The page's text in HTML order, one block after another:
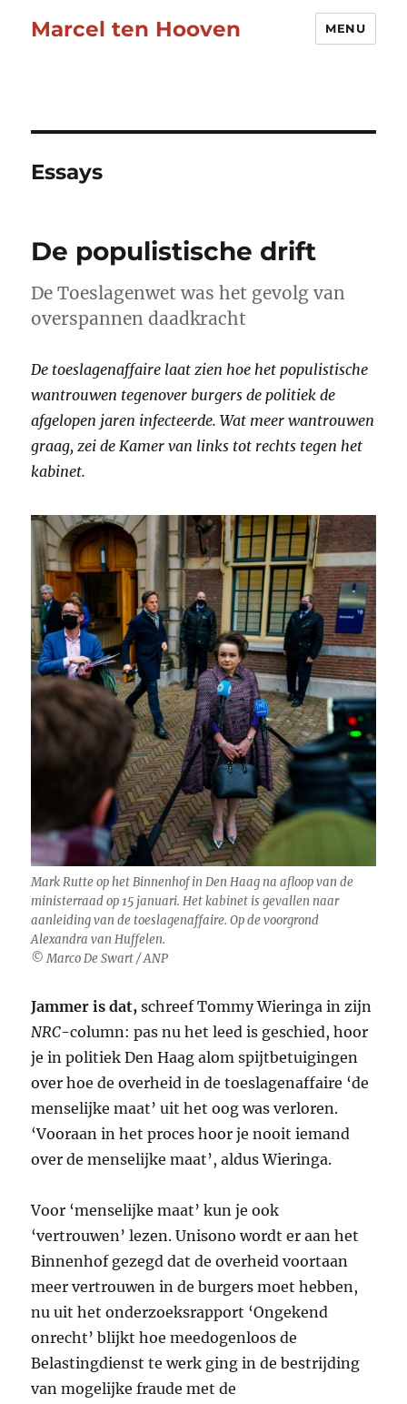
Marcel ten Hooven MENU
Essays
De populistische drift
De Toeslagenwet was het gevolg van
overspannen daadkracht
De toeslagenaffaire laat zien hoe het populistische
wantrouwen tegenover burgers de politiek de
afgelopen jaren infecteerde. Wat meer wantrouwen
graag, zei de Kamer van links tot rechts tegen het
kabinet.
Mark Rutte op het Binnenhof in Den Haag na afloop van de
ministerraad op 15 januari. Het kabinet is gevallen naar
aanleiding van de toeslagenaffaire. Op de voorgrond
Alexandra van Huffelen.
© Marco De Swart / ANP
Jammer is dat, schreef Tommy Wieringa in zijn
NRC-column: pas nu het leed is geschied, hoor
je in politiek Den Haag alom spijtbetuigingen
over hoe de overheid in de toeslagenaffaire ‘de
menselijke maat’ uit het oog was verloren.
‘Vooraan in het proces hoor je nooit iemand
over de menselijke maat’, aldus Wieringa.
Voor ‘menselijke maat’ kun je ook
‘vertrouwen’ lezen. Unisono wordt er aan het
Binnenhof gezegd dat de overheid voortaan
meer vertrouwen in de burgers moet hebben,
nu uit het onderzoeksrapport ‘Ongekend
onrecht’ blijkt hoe meedogenloos de
Belastingdienst te werk ging in de bestrijding
van mogelijke fraude met de